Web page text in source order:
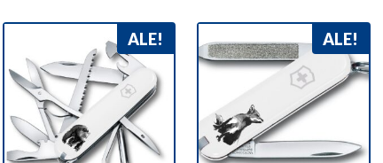
ALE! ALE!